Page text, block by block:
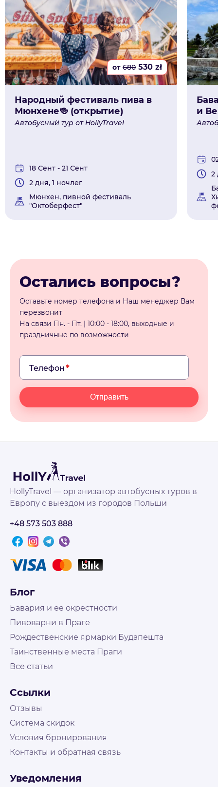
Свяжитесь с нами и наш менеджер поможет
подобрать путешествие
На связи Пн. - Пт. | 10:00 - 18:00, выходные и
Контакты
+48 573 503 888
booking@holly-travel.pl
от 680 530 zł
Народный фестиваль пива в
Мюнхене🍻 (открытие)
Автобусный тур от HollyTravel
18 Сент - 21 Сент
2 дня, 1 ночлег
Мюнхен, пивной фестиваль
"Октоберфест"
и
2
Остались вопросы?
Оставьте номер телефона и Наш менеджер Вам
перезвонит
На связи Пн. - Пт. | 10:00 - 18:00, выходные и
праздничные по возможности
Телефон
Отправить
HollyTravel — организатор автобусных туров в
Европу с выездом из городов Польши
+48 573 503 888
Блог
Бавария и ее окрестности
Пивоварни в Праге
Рождественские ярмарки Будапешта
Таинственные места Праги
Все статьи
Ссылки
Отзывы
Система скидок
Условия бронирования
Контакты и обратная связь
Уведомления